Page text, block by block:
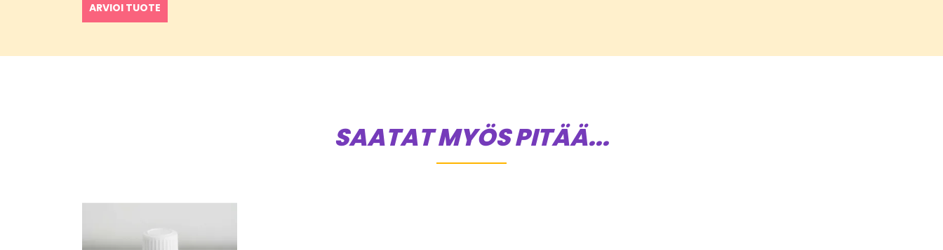
ARVIOI TUOTE
SAATAT MYÖS PITÄÄ...